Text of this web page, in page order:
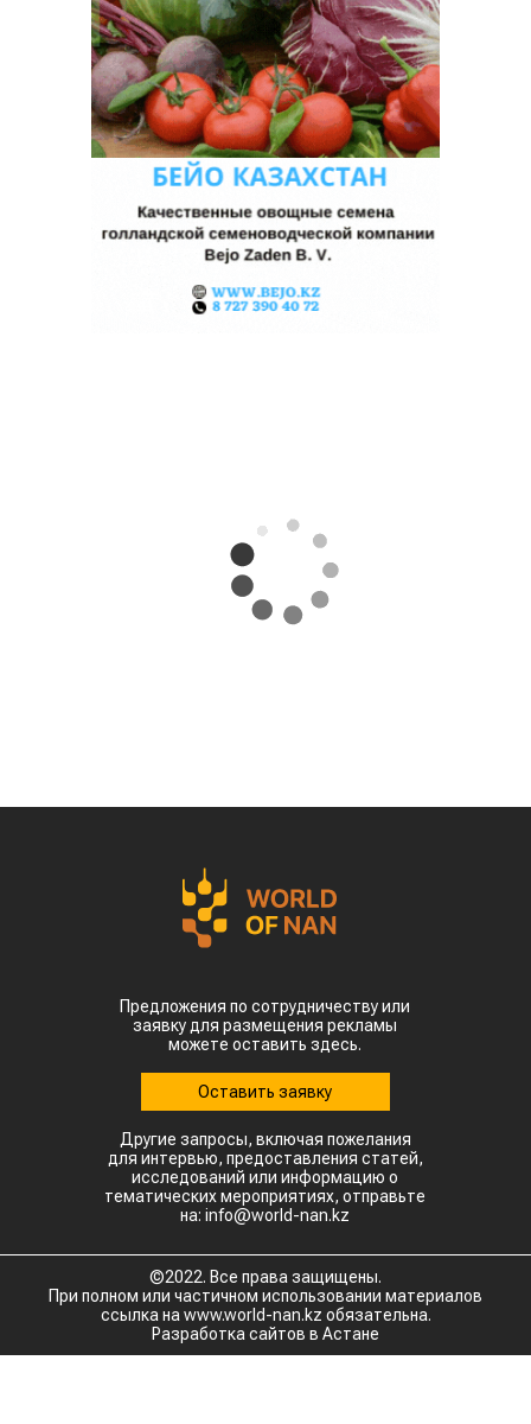
Предложения по сотрудничеству или
заявку для размещения рекламы
можете оставить здесь.
Оставить заявку
Другие запросы, включая пожелания
для интервью, предоставления статей,
исследований или информацию о
тематических мероприятиях, отправьте
на: info@world-nan.kz
©2022. Все права защищены.
При полном или частичном использовании материалов
ссылка на www.world-nan.kz обязательна.
Разработка сайтов в Астане